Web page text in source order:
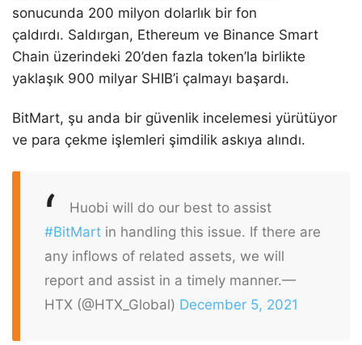
sonucunda 200 milyon dolarlık bir fon
çaldırdı. Saldırgan, Ethereum ve Binance Smart
Chain üzerindeki 20’den fazla token’la birlikte
yaklaşık 900 milyar SHIB’i çalmayı başardı.
BitMart, şu anda bir güvenlik incelemesi yürütüyor
ve para çekme işlemleri şimdilik askıya alındı.
Huobi will do our best to assist
#BitMart in handling this issue. If there are
any inflows of related assets, we will
report and assist in a timely manner.—
HTX (@HTX_Global) December 5, 2021